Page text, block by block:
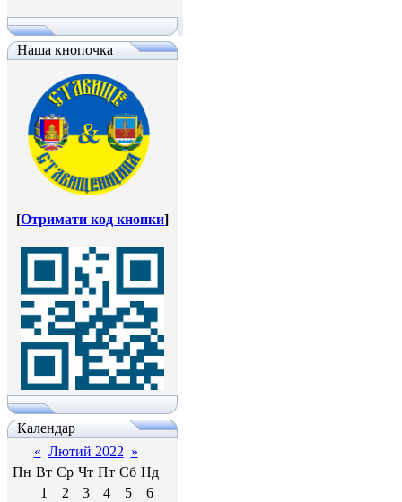
Наша кнопочка
[Отримати код кнопки]
Календар
« Лютий 2022 »
Пн Вт Ср Чт Пт Сб Нд
1
2 3 4 5
6